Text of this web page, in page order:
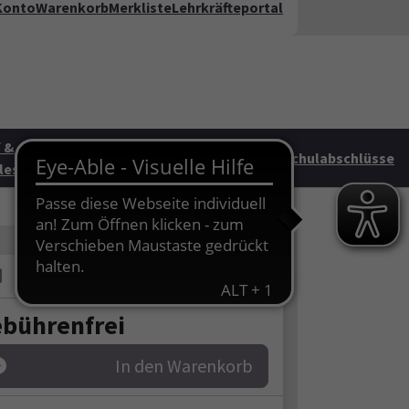
FAQ
WarenkorbMerklisteLehrkräfteportal
&
Junge vhs &
Familie
HAG Schulabschlüsse
In den Warenkorb